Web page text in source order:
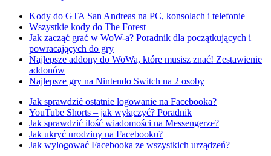
Kody do GTA San Andreas na PC, konsolach i telefonie
Wszystkie kody do The Forest
Jak zacząć grać w WoW-a? Poradnik dla początkujących i
powracających do gry
Najlepsze addony do WoWa, które musisz znać! Zestawienie
addonów
Najlepsze gry na Nintendo Switch na 2 osoby
Jak sprawdzić ostatnie logowanie na Facebooka?
YouTube Shorts – jak wyłączyć? Poradnik
Jak sprawdzić ilość wiadomości na Messengerze?
Jak ukryć urodziny na Facebooku?
Jak wylogować Facebooka ze wszystkich urządzeń?